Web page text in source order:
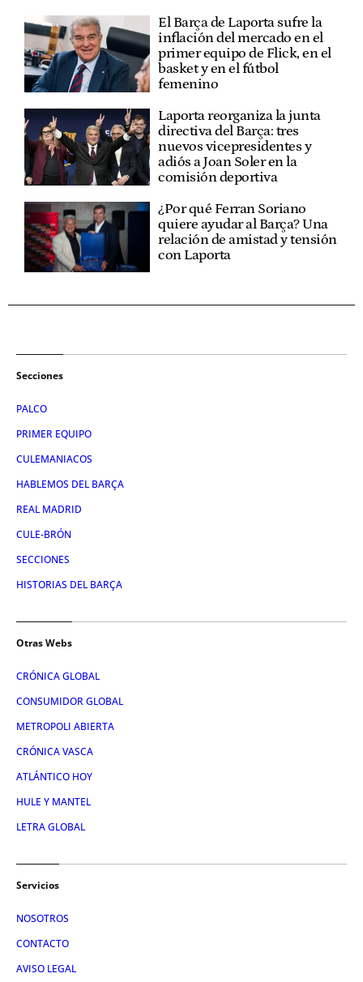
El Barça de Laporta sufre la
inflación del mercado en el
primer equipo de Flick, en el
basket y en el fútbol
femenino
Laporta reorganiza la junta
directiva del Barça: tres
nuevos vicepresidentes y
adiós a Joan Soler en la
comisión deportiva
¿Por qué Ferran Soriano
quiere ayudar al Barça? Una
relación de amistad y tensión
con Laporta
Secciones
PALCO
PRIMER EQUIPO
CULEMANIACOS
HABLEMOS DEL BARÇA
REAL MADRID
CULE-BRÓN
SECCIONES
HISTORIAS DEL BARÇA
Otras Webs
CRÓNICA GLOBAL
CONSUMIDOR GLOBAL
METROPOLI ABIERTA
CRÓNICA VASCA
ATLÁNTICO HOY
HULE Y MANTEL
LETRA GLOBAL
Servicios
NOSOTROS
CONTACTO
AVISO LEGAL